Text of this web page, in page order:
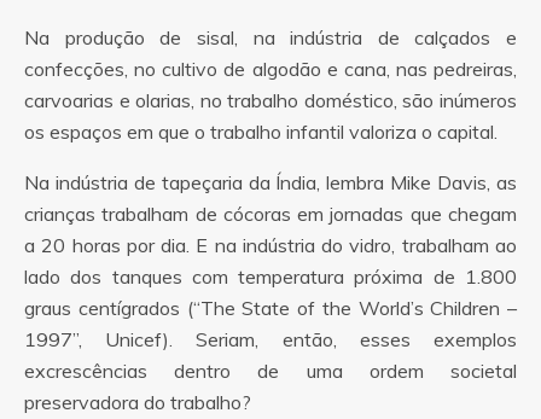
Na produção de sisal, na indústria de calçados e
confecções, no cultivo de algodão e cana, nas pedreiras,
carvoarias e olarias, no trabalho doméstico, são inúmeros
os espaços em que o trabalho infantil valoriza o capital.
Na indústria de tapeçaria da Índia, lembra Mike Davis, as
crianças trabalham de cócoras em jornadas que chegam
a 20 horas por dia. E na indústria do vidro, trabalham ao
lado dos tanques com temperatura próxima de 1.800
graus centígrados (“The State of the World’s Children –
1997”, Unicef). Seriam, então, esses exemplos
excrescências dentro de uma ordem societal
preservadora do trabalho?